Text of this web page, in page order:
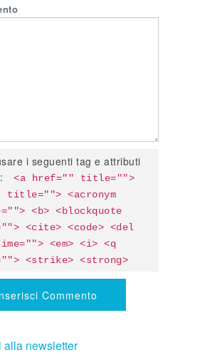
i seguenti tag e attributi
:
<a href="" title="">
title=""> <acronym
<b> <blockquote
<cite> <code> <del
<em> <i> <q
<strike> <strong>
alla newsletter